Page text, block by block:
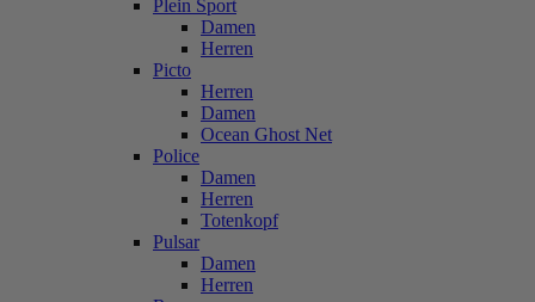
Plein Sport
Damen
Herren
Picto
Herren
Damen
Ocean Ghost Net
Police
Damen
Herren
Totenkopf
Pulsar
Damen
Herren